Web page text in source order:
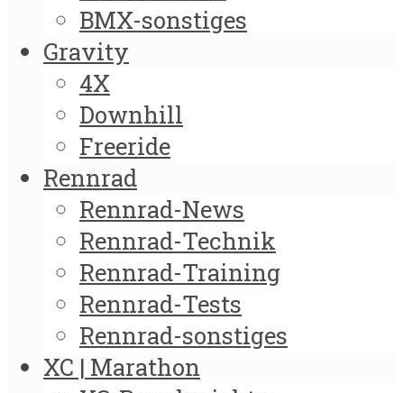
BMX-sonstiges
Gravity
4X
Downhill
Freeride
Rennrad
Rennrad-News
Rennrad-Technik
Rennrad-Training
Rennrad-Tests
Rennrad-sonstiges
XC | Marathon